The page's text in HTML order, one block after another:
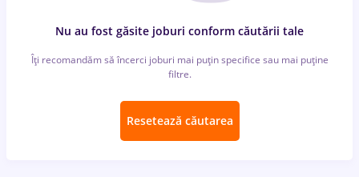
Nu au fost găsite joburi conform căutării tale
Îți recomandăm să încerci joburi mai puțin specifice sau mai puține
filtre.
Resetează căutarea